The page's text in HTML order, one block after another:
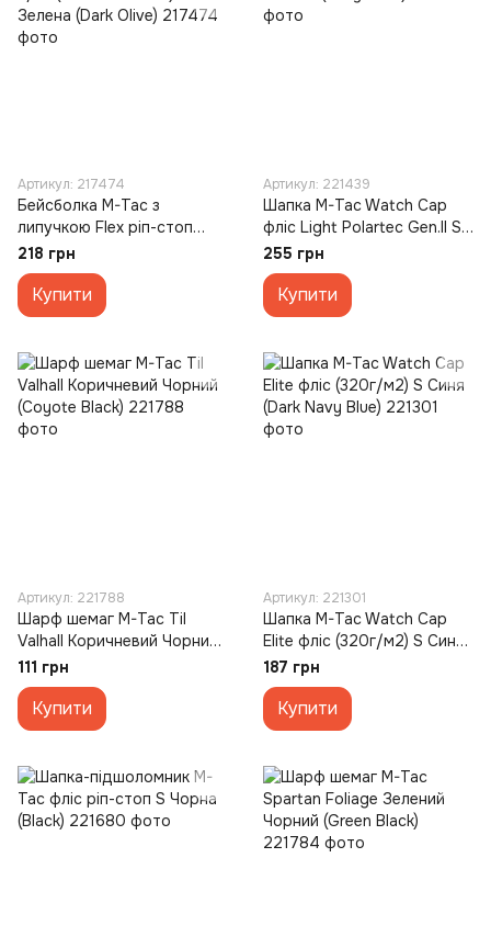
Артикул: 217474
Бейсболка M-Tac з
липучкою Flex ріп-стоп
L/XL (40534048-58)
Зелена (Dark Olive)
218 грн
Купити
Артикул: 221439
Шапка M-Tac Watch Cap
фліс Light Polartec Gen.II S
Зелена (Army Olive)
255 грн
Купити
Артикул: 221788
Шарф шемаг M-Tac Til
Valhall Коричневий Чорний
(Coyote Black)
111 грн
Купити
Артикул: 221301
Шапка M-Tac Watch Cap
Elite фліс (320г/м2) S Синя
(Dark Navy Blue)
187 грн
Купити